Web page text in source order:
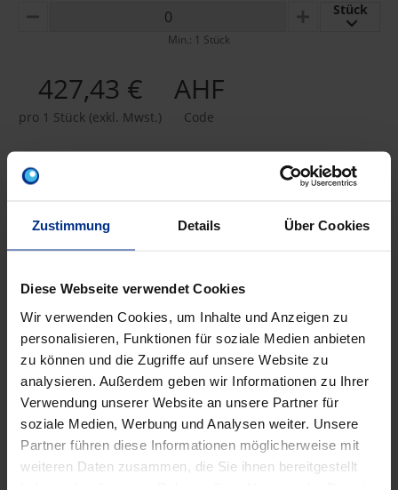
Zustimmung Details Über Cookies
Diese Webseite verwendet Cookies
Wir verwenden Cookies, um Inhalte und Anzeigen zu
personalisieren, Funktionen für soziale Medien anbieten
zu können und die Zugriffe auf unsere Website zu
analysieren. Außerdem geben wir Informationen zu Ihrer
Verwendung unserer Website an unsere Partner für
soziale Medien, Werbung und Analysen weiter. Unsere
Partner führen diese Informationen möglicherweise mit
weiteren Daten zusammen, die Sie ihnen bereitgestellt
MINUS PLUS
Stück
Min.: 1 Stück
427,43 €
pro 1 Stück (exkl. Mwst.)
AHF
Code
EIGENSCHAFTEN
Ausführung Spitzende/Spitzende
Außendurchmess
er
108 mm
DN 100
DN Nennweite